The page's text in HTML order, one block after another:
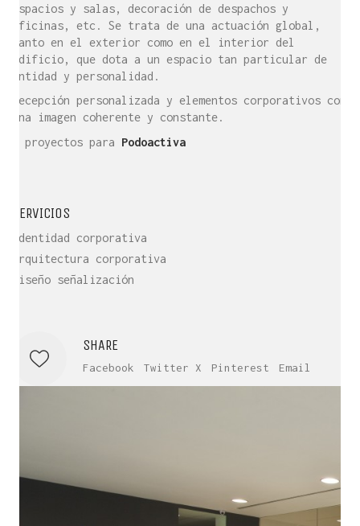
espacios y salas, decoración de despachos y
oficinas, etc. Se trata de una actuación global,
tanto en el exterior como en el interior del
edificio, que dota a un espacio tan particular de
entidad y personalidad.
Recepción personalizada y elementos corporativos con
una imagen coherente y constante.
+ proyectos para Podoactiva
SERVICIOS
Identidad corporativa
Arquitectura corporativa
Diseño señalización
SHARE
Facebook Twitter X Pinterest Email